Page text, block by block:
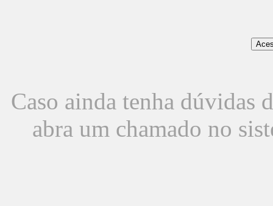
Caso ainda tenha dúvidas
abra um chamado no